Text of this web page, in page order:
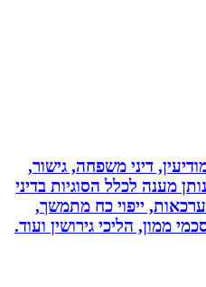
דיני משפחה, גישור,
לכלל הסוגיות בדיני
ייפוי כח מתמשך,
הליכי גירושין ועוד.